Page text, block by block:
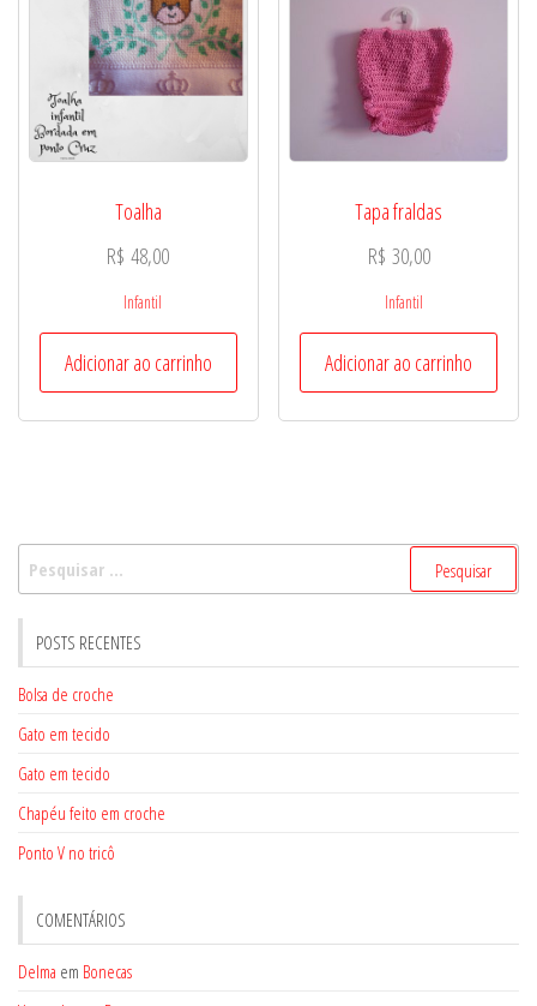
Toalha
R$ 48,00
Infantil
Adicionar ao carrinho
Tapa fraldas
R$ 30,00
Infantil
Adicionar ao carrinho
Pesquisar
por:
POSTS RECENTES
Bolsa de croche
Gato em tecido
Gato em tecido
Chapéu feito em croche
Ponto V no tricô
COMENTÁRIOS
Delma em Bonecas